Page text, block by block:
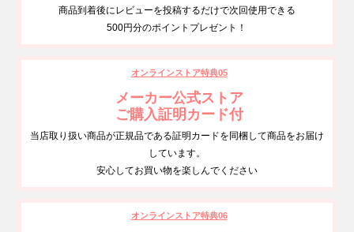
商品到着後にレビューを投稿するだけで次回使用できる
500円分のポイントプレゼント！
オンラインストア特典05
メーカー公式ストア
ご購入証明カード付
当店取り扱い商品が正規品である証明カードを同梱して商品をお届け
しています。
安心してお買い物を楽しんでください
オンラインストア特典06